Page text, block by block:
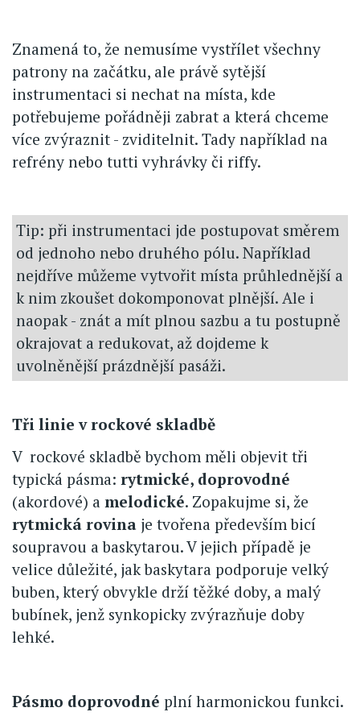
Znamená to, že nemusíme vystřílet všechny
patrony na začátku, ale právě sytější
instrumentaci si nechat na místa, kde
potřebujeme pořádněji zabrat a která chceme
více zvýraznit - zviditelnit. Tady například na
refrény nebo tutti vyhrávky či riffy.
Tip: při instrumentaci jde postupovat směrem
od jednoho nebo druhého pólu. Například
nejdříve můžeme vytvořit místa průhlednější a
k nim zkoušet dokomponovat plnější. Ale i
naopak - znát a mít plnou sazbu a tu postupně
okrajovat a redukovat, až dojdeme k
uvolněnější prázdnější pasáži.
Tři linie v rockové skladbě
V rockové skladbě bychom měli objevit tři
typická pásma: rytmické, doprovodné
(akordové) a melodické. Zopakujme si, že
rytmická rovina je tvořena především bicí
soupravou a baskytarou. V jejich případě je
velice důležité, jak baskytara podporuje velký
buben, který obvykle drží těžké doby, a malý
bubínek, jenž synkopicky zvýrazňuje doby
lehké.
Pásmo doprovodné plní harmonickou funkci.